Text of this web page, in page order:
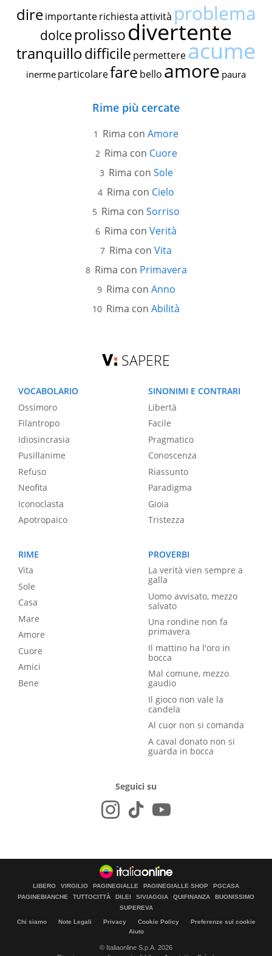
dire importante richiestaattività problema
dolce prolissodivertente
tranquillodifficile permettereacume
inerme particolarefare bello amore paura
Rime più cercate
Rima con Amore
Rima con Cuore
Rima con Sole
Rima con Cielo
Rima con Sorriso
Rima con Verità
Rima con Vita
Rima con Primavera
Rima con Anno
Rima con Abilità
SAPERE
VOCABOLARIO
Ossimoro
Filantropo
Idiosincrasia
Pusillanime
Refuso
Neofita
Iconoclasta
Apotropaico
SINONIMI E CONTRARI
Libertà
Facile
Pragmatico
Conoscenza
Riassunto
Paradigma
Gioia
Tristezza
RIME
Vita
Sole
Casa
Mare
Amore
Cuore
Amici
Bene
PROVERBI
La verità vien sempre a
galla
Uomo avvisato, mezzo
salvato
Una rondine non fa
primavera
Il mattino ha l'oro in
bocca
Mal comune, mezzo
gaudio
Il gioco non vale la
candela
Al cuor non si comanda
A caval donato non si
guarda in bocca
Seguici su
LIBERO VIRGILIO PAGINEGIALLE PAGINEGIALLE SHOP
PGCASA
PAGINEBIANCHE
TUTTOCITTÀ DILEI SIVIAGGIA QUIFINANZA
BUONISSIMO
SUPEREVA
Chi siamo Note Legali Privacy Cookie Policy
Preferenze sui cookie
Aiuto
© Italiaonline S.p.A. 2026